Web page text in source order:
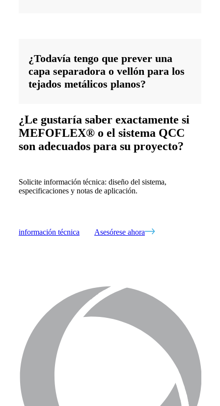
¿Todavía tengo que prever una
capa separadora o vellón para los
tejados metálicos planos?
¿Le gustaría saber exactamente si
MEFOFLEX® o el sistema QCC
son adecuados para su proyecto?
Solicite información técnica: diseño del sistema,
especificaciones y notas de aplicación.
información técnica Asesórese ahora